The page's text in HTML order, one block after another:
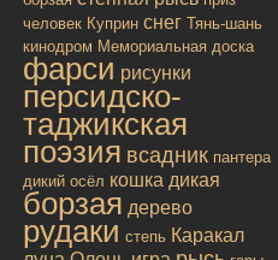
человек Куприн снег Тянь-шань
кинодром Мемориальная доска
фарси рисунки
персидско-
таджикская
поэзия всадник пантера
дикий осёл кошка дикая
борзая дерево
рудаки степь Каракал